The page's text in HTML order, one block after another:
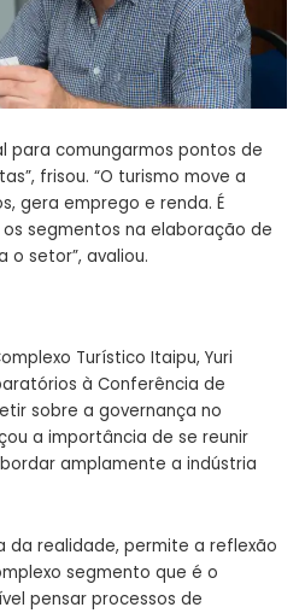
para comungarmos pontos de
frisou. “O turismo move a
gera emprego e renda. É
segmentos na elaboração de
o setor”, avaliou.
Turístico Itaipu, Yuri
à Conferência de
sobre a governança no
a importância de se reunir
amplamente a indústria
da realidade, permite a reflexão
segmento que é o
pensar processos de